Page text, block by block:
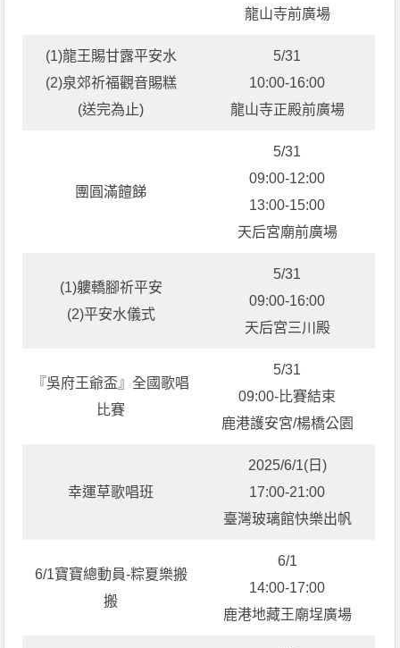
龍山寺前廣場
(1)龍王賜甘露平安水
(2)泉郊祈福觀音賜糕
(送完為止)
5/31
10:00-16:00
龍山寺正殿前廣場
團圓滿饘䬾
5/31
09:00-12:00
13:00-15:00
天后宮廟前廣場
(1)軁轎腳祈平安
(2)平安水儀式
5/31
09:00-16:00
天后宮三川殿
『吳府王爺盃』全國歌唱
比賽
5/31
09:00-比賽結束
鹿港護安宮/楊橋公園
幸運草歌唱班
2025/6/1(日)
17:00-21:00
臺灣玻璃館快樂出帆
6/1寶寶總動員-粽夏樂搬
搬
6/1
14:00-17:00
鹿港地藏王廟埕廣場